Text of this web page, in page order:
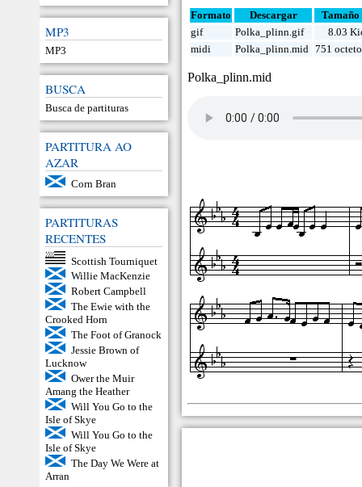
MP3
MP3
BUSCA
Busca de partituras
PARTITURA AO
AZAR
Corn Bran
PARTITURAS
RECENTES
Scottish Tourniquet
Willie MacKenzie
Robert Campbell
The Ewie with the
Crooked Horn
The Foot of Granock
Jessie Brown of
Lucknow
Ower the Muir
Amang the Heather
Will You Go to the
Isle of Skye
Will You Go to the
Isle of Skye
The Day We Were at
Arran
Formato Descargar
Tamaño
gif
Polka_plinn.gif
8.03
midi
Polka_plinn.mid 751
Polka_plinn.mid